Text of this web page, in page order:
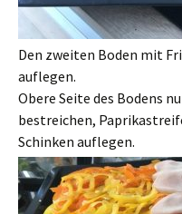
Den zweiten Boden mit
auflegen.
Obere Seite des Bodens
bestreichen,
Schinken auflegen.